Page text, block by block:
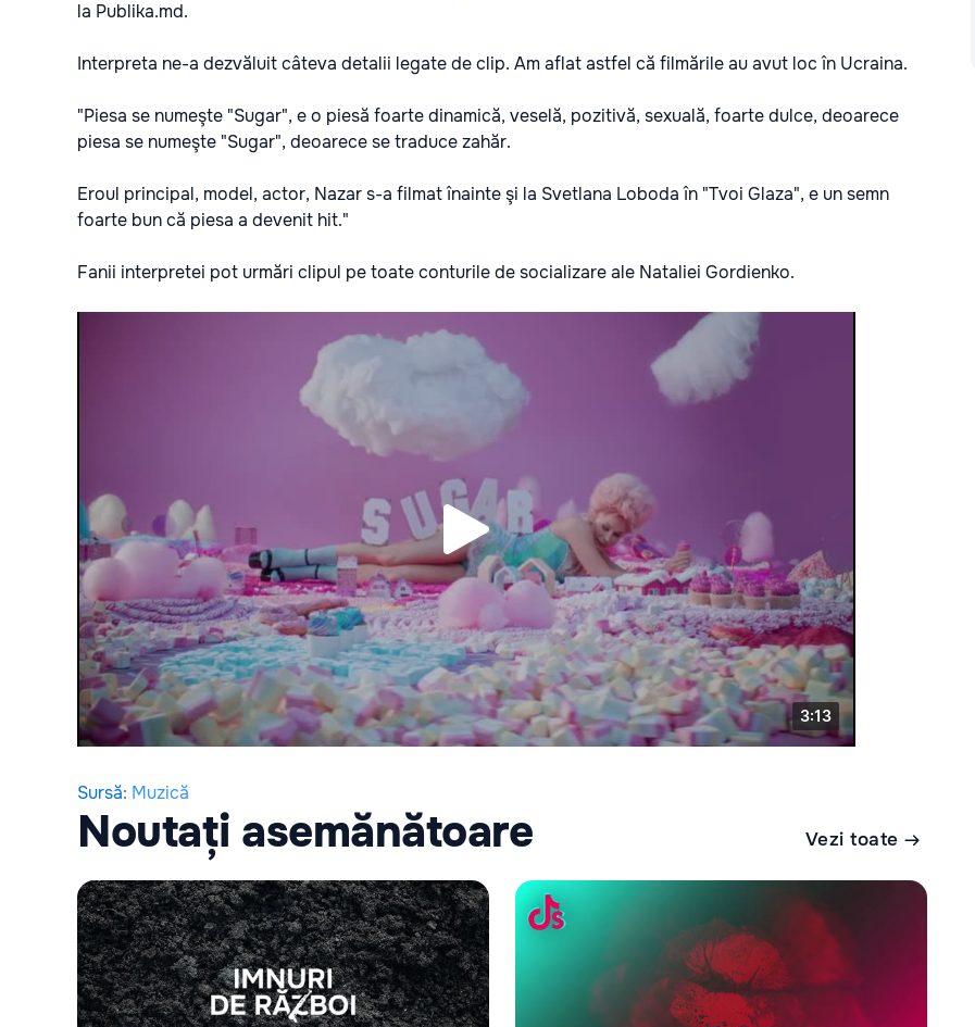
la Publika.md.
Interpreta ne-a dezvăluit câteva detalii legate de clip. Am aflat astfel că filmările au avut loc în Ucraina.
"Piesa se numeşte "Sugar", e o piesă foarte dinamică, veselă, pozitivă, sexuală, foarte dulce, deoarece
piesa se numeşte "Sugar", deoarece se traduce zahăr.
Eroul principal, model, actor, Nazar s-a filmat înainte şi la Svetlana Loboda în "Tvoi Glaza", e un semn
foarte bun că piesa a devenit hit."
Fanii interpretei pot urmări clipul pe toate conturile de socializare ale Nataliei Gordienko.
Sursă: Muzică
Noutați asemănătoare Vezi toate